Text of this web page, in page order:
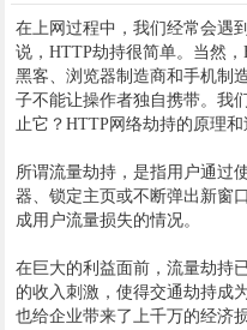
在上网过程中，我们经常会遇
说，HTTP劫持很简单。当然
黑客、浏览器制造商和手机制
子不能让操作者独自携带。我
止它？HTTP网络劫持的原理
所谓流量劫持，是指用户通过
器、锁定主页或不断弹出新窗
成用户流量损失的情况。
在巨大的利益面前，流量劫持
的收入刺激，使得交通劫持成
也给企业带来了上千万的经济损